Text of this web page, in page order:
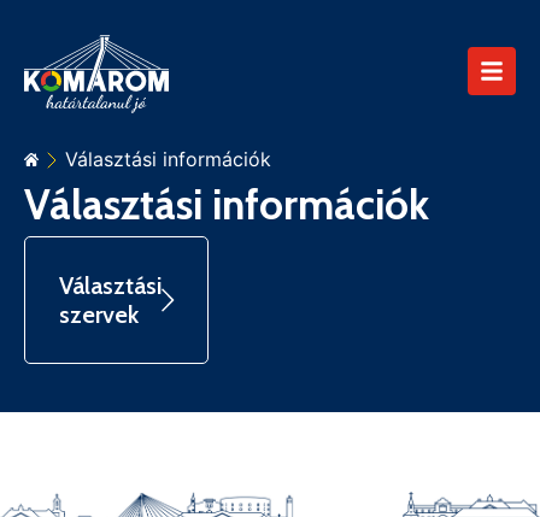
Választási információk
Választási információk
Választási
szervek